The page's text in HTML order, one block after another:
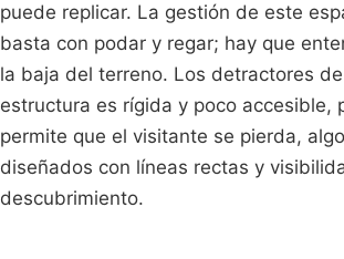
puede replicar. La gestión de este
basta con podar y regar; hay que
la baja del terreno. Los detractores
estructura es rígida y poco accesible,
permite que el visitante se pierda,
diseñados con líneas rectas y
descubrimiento.